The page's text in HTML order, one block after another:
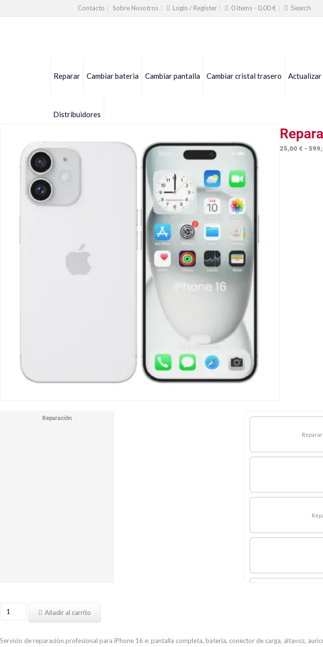
Contacto Sobre Nosotros Login / Register 0 items - 0,00€
Reparar Cambiar bateria Cambiar pantalla Cambiar cristal trasero Actualizar
Distribuidores
25,00€ -
Reparación
Reparar
e
Añadir al carrito
Servicio de reparación profesional para iPhone 16 e: pantalla completa, batería, conector de carga, altavoz,